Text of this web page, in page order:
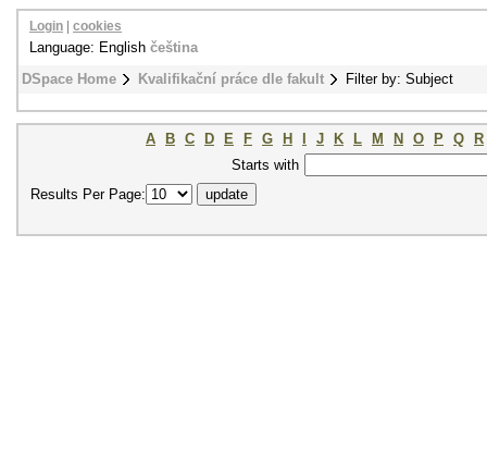
DSpace Home Kvalifikační práce dle fakult Filter by: Subject
Login cookies
Language: English čeština
A B C D E F G H J K L M N O P Q
R
Starts with
Results Per Page: